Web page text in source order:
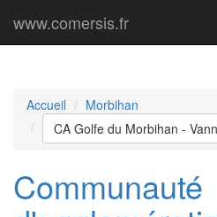
www.comersis.fr
Accueil
Morbihan
CA Golfe du Morbihan -
Communauté